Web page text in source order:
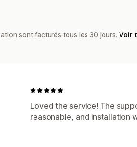
sont facturés tous les 30 jours. Voir
Loved the service! The
reasonable, and installation